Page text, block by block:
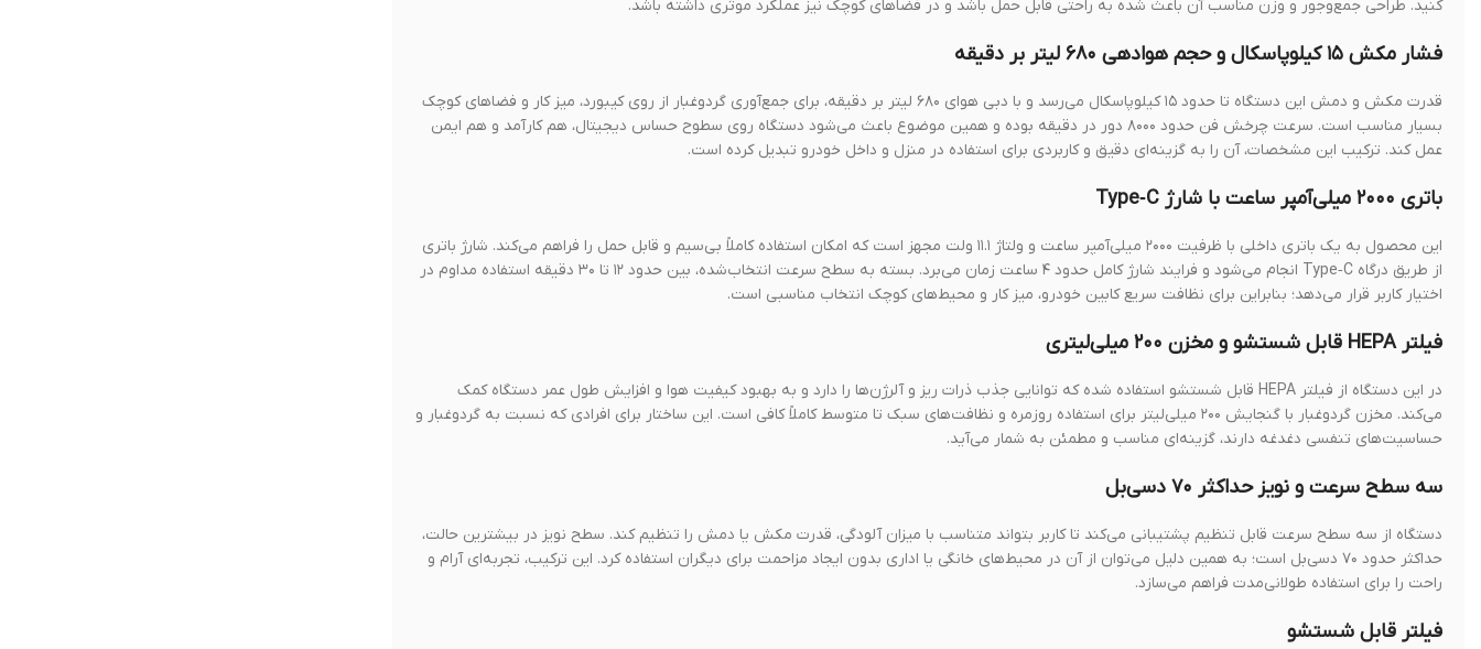
کنید. طراحی جمع‌وجور و وزن مناسب آن باعث شده به راحتی قابل حمل باشد و در فضاهای کوچک نیز عملکرد موثری داشته باشد.
فشار مکش ۱۵ کیلوپاسکال و حجم هوادهی ۶۸۰ لیتر بر دقیقه
قدرت مکش و دمش این دستگاه تا حدود ۱۵ کیلوپاسکال می‌رسد و با دبی هوای ۶۸۰ لیتر بر دقیقه، برای جمع‌آوری گردوغبار از روی کیبورد، میز کار و فضاهای کوچک
بسیار مناسب است. سرعت چرخش فن حدود ۸۰۰۰ دور در دقیقه بوده و همین موضوع باعث می‌شود دستگاه روی سطوح حساس دیجیتال، هم کارآمد و هم ایمن
عمل کند. ترکیب این مشخصات، آن را به گزینه‌ای دقیق و کاربردی برای استفاده در منزل و داخل خودرو تبدیل کرده است.
باتری ۲۰۰۰ میلی‌آمپر ساعت با شارژ Type‑C
این محصول به یک باتری داخلی با ظرفیت ۲۰۰۰ میلی‌آمپر ساعت و ولتاژ ۱۱.۱ ولت مجهز است که امکان استفاده کاملاً بی‌سیم و قابل حمل را فراهم می‌کند. شارژ باتری
از طریق درگاه Type‑C انجام می‌شود و فرایند شارژ کامل حدود ۴ ساعت زمان می‌برد. بسته به سطح سرعت انتخاب‌شده، بین حدود ۱۲ تا ۳۰ دقیقه استفاده مداوم در
اختیار کاربر قرار می‌دهد؛ بنابراین برای نظافت سریع کابین خودرو، میز کار و محیط‌های کوچک انتخاب مناسبی است.
فیلتر HEPA قابل شستشو و مخزن ۲۰۰ میلی‌لیتری
در این دستگاه از فیلتر HEPA قابل شستشو استفاده شده که توانایی جذب ذرات ریز و آلرژن‌ها را دارد و به بهبود کیفیت هوا و افزایش طول عمر دستگاه کمک
می‌کند. مخزن گردوغبار با گنجایش ۲۰۰ میلی‌لیتر برای استفاده روزمره و نظافت‌های سبک تا متوسط کاملاً کافی است. این ساختار برای افرادی که نسبت به گردوغبار و
حساسیت‌های تنفسی دغدغه دارند، گزینه‌ای مناسب و مطمئن به شمار می‌آید.
سه سطح سرعت و نویز حداکثر ۷۰ دسی‌بل
دستگاه از سه سطح سرعت قابل تنظیم پشتیبانی می‌کند تا کاربر بتواند متناسب با میزان آلودگی، قدرت مکش یا دمش را تنظیم کند. سطح نویز در بیشترین حالت،
حداکثر حدود ۷۰ دسی‌بل است؛ به همین دلیل می‌توان از آن در محیط‌های خانگی یا اداری بدون ایجاد مزاحمت برای دیگران استفاده کرد. این ترکیب، تجربه‌ای آرام و
راحت را برای استفاده طولانی‌مدت فراهم می‌سازد.
فیلتر قابل شستشو